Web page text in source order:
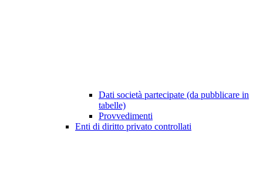
Dati società partecipate (da pubblicare in
tabelle)
Provvedimenti
Enti di diritto privato controllati